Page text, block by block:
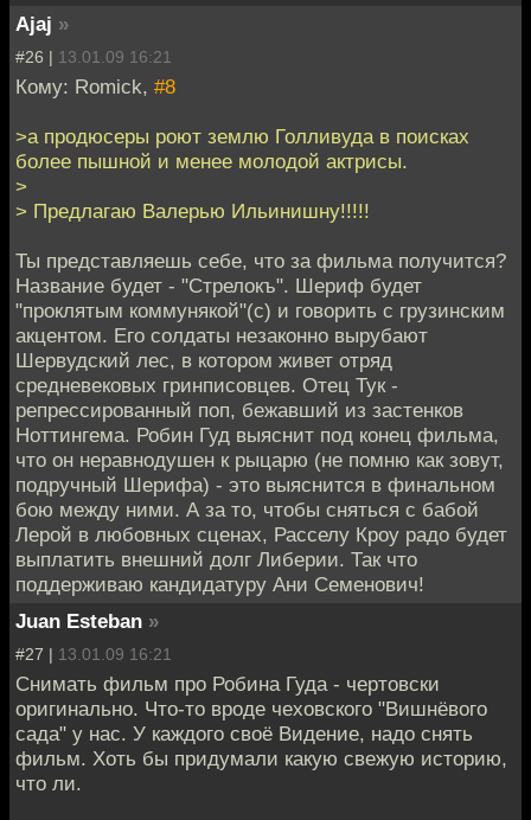
Ajaj »
#26 | 13.01.09 16:21
Кому: Romick, #8
>а продюсеры роют землю Голливуда в поисках
более пышной и менее молодой актрисы.
>
> Предлагаю Валерью Ильинишну!!!!!
Ты представляешь себе, что за фильма получится?
Название будет - "Стрелокъ". Шериф будет
"проклятым коммунякой"(с) и говорить с грузинским
акцентом. Его солдаты незаконно вырубают
Шервудский лес, в котором живет отряд
средневековых гринписовцев. Отец Тук -
репрессированный поп, бежавший из застенков
Ноттингема. Робин Гуд выяснит под конец фильма,
что он неравнодушен к рыцарю (не помню как зовут,
подручный Шерифа) - это выяснится в финальном
бою между ними. А за то, чтобы сняться с бабой
Лерой в любовных сценах, Расселу Кроу радо будет
выплатить внешний долг Либерии. Так что
поддерживаю кандидатуру Ани Семенович!
Juan Esteban »
#27 | 13.01.09 16:21
Снимать фильм про Робина Гуда - чертовски
оригинально. Что-то вроде чеховского "Вишнёвого
сада" у нас. У каждого своё Видение, надо снять
фильм. Хоть бы придумали какую свежую историю,
что ли.